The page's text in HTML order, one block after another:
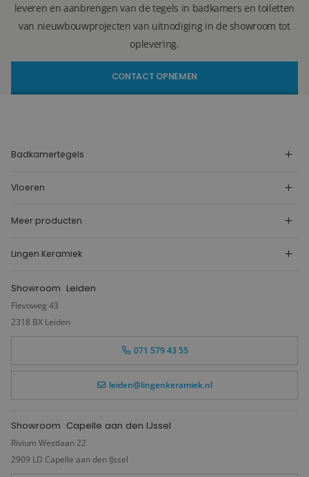
leveren en aanbrengen van de tegels in badkamers en toiletten
van nieuwbouwprojecten van uitnodiging in de showroom tot
oplevering.
CONTACT OPNEMEN
Badkamertegels
Vloeren
Meer producten
Lingen Keramiek
Showroom Leiden
Flevoweg 43
2318 BX Leiden
071 579 43 55
leiden@lingenkeramiek.nl
Showroom Capelle aan den IJssel
Rivium Westlaan 22
2909 LD Capelle aan den IJssel